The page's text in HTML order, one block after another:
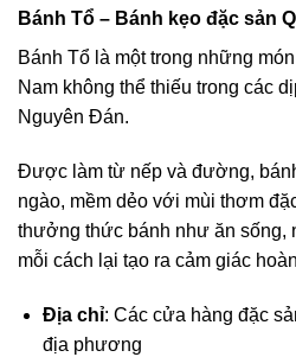
Bánh Tổ – Bánh kẹo đặc sản
Bánh Tổ là một trong những
Nam không thể thiếu trong các
Nguyên Đán.
Được làm từ nếp và đường,
ngào, mềm dẻo với mùi thơm
thưởng thức bánh như ăn sống,
mỗi cách lại tạo ra cảm giác
Địa chỉ: Các cửa hàng đặc
địa phương